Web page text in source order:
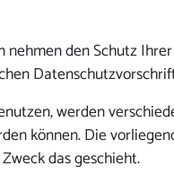
nehmen den Schutz
werden
können. Die
das geschieht.